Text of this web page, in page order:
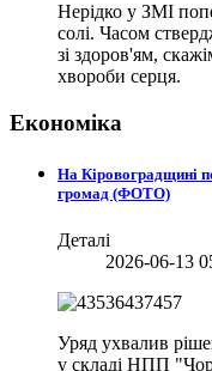
Нерідко у ЗМІ
солі. Часом
зі здоров'ям,
хвороби серця.
Економіка
На Кіровоградщині
громад (ФОТО)
Деталі
2026-06-13
Уряд ухвалив
у складі НПП